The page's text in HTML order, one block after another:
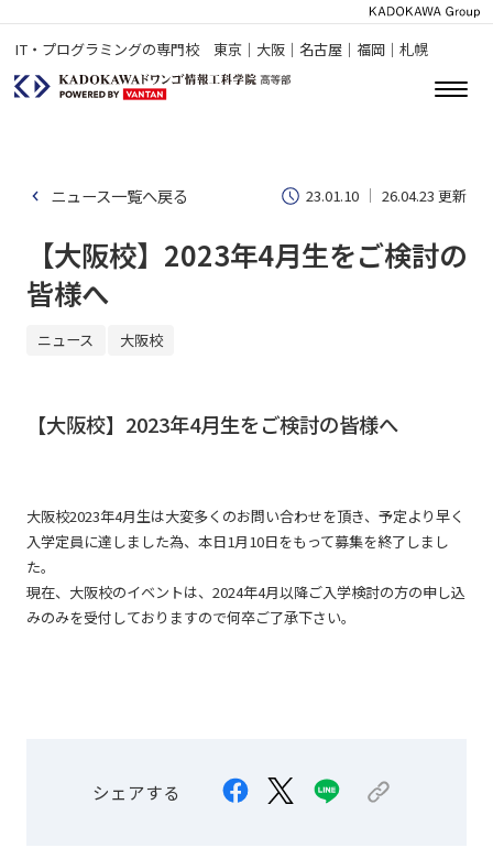
IT・プログラミングの専門校 東京｜大阪｜名古屋｜福岡｜札幌
ニュース一覧へ戻る 23.01.10 26.04.23 更新
【大阪校】2023年4月生をご検討の
皆様へ
ニュース 大阪校
【大阪校】2023年4月生をご検討の皆様へ
大阪校2023年4月生は大変多くのお問い合わせを頂き、予定より早く
入学定員に達しました為、本日1月10日をもって募集を終了しまし
た。
現在、大阪校のイベントは、2024年4月以降ご入学検討の方の申し込
みのみを受付しておりますので何卒ご了承下さい。
シェアする